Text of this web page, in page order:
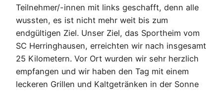
Teilnehmer/-innen mit links geschafft, denn alle
wussten, es ist nicht mehr weit bis zum
endgültigen Ziel. Unser Ziel, das Sportheim vom
SC Herringhausen, erreichten wir nach insgesamt
25 Kilometern. Vor Ort wurden wir sehr herzlich
empfangen und wir haben den Tag mit einem
leckeren Grillen und Kaltgetränken in der Sonne